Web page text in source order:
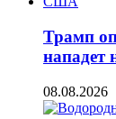
Трамп
08.08.2026